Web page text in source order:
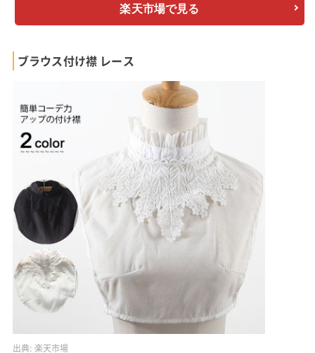
楽天市場で見る
ブラウス付け襟 レース
出典: 楽天市場